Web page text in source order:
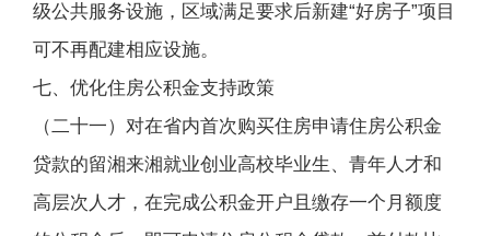
级公共服务设施，区域满足要求后新建“好房子”项目
可不再配建相应设施。
七、优化住房公积金支持政策
（二十一）对在省内首次购买住房申请住房公积金
贷款的留湘来湘就业创业高校毕业生、青年人才和
高层次人才，在完成公积金开户且缴存一个月额度